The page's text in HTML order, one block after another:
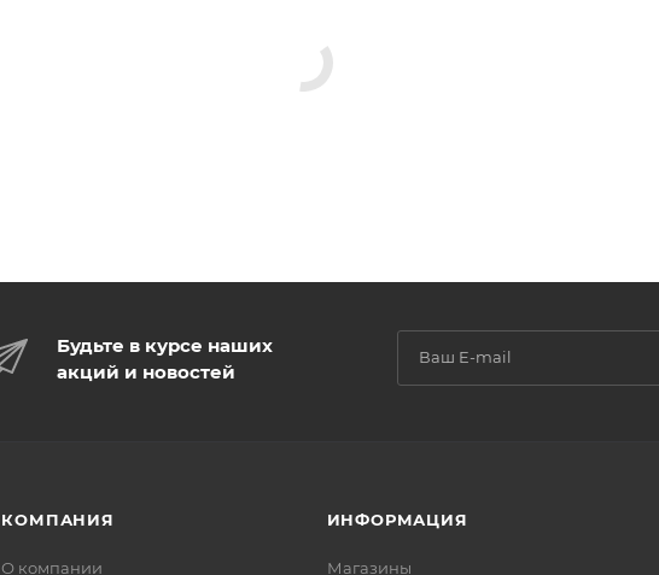
Будьте в курсе наших
акций и новостей
КОМПАНИЯ
О компании
ИНФОРМАЦИЯ
Магазины